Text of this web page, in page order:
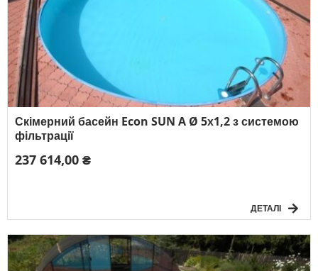
Скімерний басейн Econ SUN A Ø 5х1,2 з системою
фільтрації
237 614,00 ₴
ДЕТАЛІ